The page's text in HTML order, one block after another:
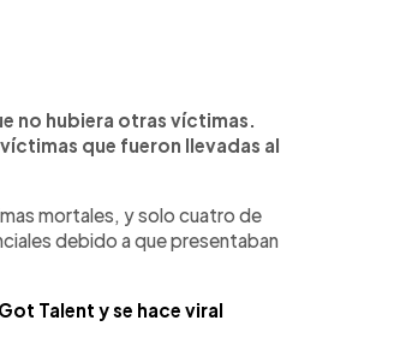
no hubiera otras víctimas.
que fueron llevadas al
mortales, y solo cuatro de
debido a que presentaban
Talent y se hace viral